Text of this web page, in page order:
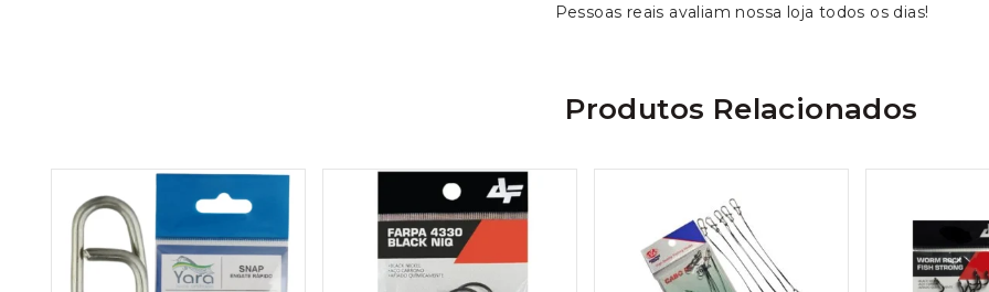
Pessoas reais avaliam nossa loja todos os dias!
Produtos Relacionados